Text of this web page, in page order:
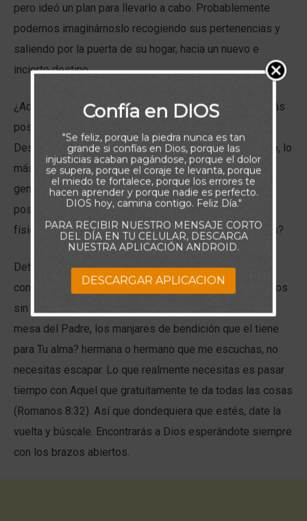
pero ideó un plan para llevarlo a cabo. Probablemente
podemos imaginárnoslo recogiendo sus pertenencias y
saliendo por la puerta de su hogar, hacia un nuevo e
incierto destino.
¿Adónde fue el pródigo? Aparentemente, se alejó lo más
posible de su vida hogareña. Tiene sentido, ¿verdad?
Después de todo, si realmente quieres alejarte de todo, lo
más probable es que te apartes de lo todo lo que te
genere esa incontrolable angustia, tanto como sea
posible. Esto es casi siempre cierto en nuestras vidas
físicas, pero ¿qué pasa con nuestras vidas espirituales?
Detente un momento hoy y examina el estado de tu
condición espiritual. ¿Estás sobreviviendo en comederos
sin frutos para tu edificación, o estás festejando en la
mesa del Padre, los manjares de bendición que el tiene
para Tu alma? hermana o hermano que me escuchas, no
necesitas escapar. Lo que realmente necesitas es pasar
tiempo con Aquel que gratuitamente te da todas las cosas
(Romanos 8:32). Así que dondequiera que estés, date la
vuelta y búscale. Encontrarás a Dios esperándote siempre
con los brazos abiertos.
Confía en DIOS
"Se feliz, porque la piedra nunca es tan
grande si confías en Dios, porque las
injusticias acaban pagándose, porque el dolor
se supera, porque el coraje te levanta, porque
el miedo te fortalece, porque los errores te
hacen aprender y porque nadie es perfecto.
DIOS hoy, camina contigo. Feliz Día."
PARA RECIBIR NUESTRO MENSAJE CORTO
DEL DÍA EN TU CELULAR, DESCARGA
NUESTRA APLICACIÓN ANDROID.
DESCARGAR APLICACION